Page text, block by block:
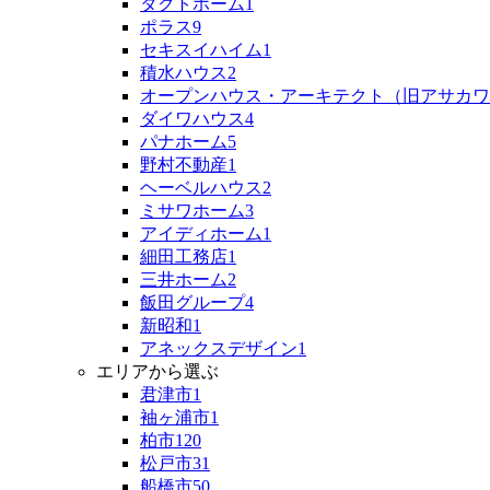
タクトホーム1
ポラス9
セキスイハイム1
積水ハウス2
オープンハウス・アーキテクト（旧アサカワ
ダイワハウス4
パナホーム5
野村不動産1
ヘーベルハウス2
ミサワホーム3
アイディホーム1
細田工務店1
三井ホーム2
飯田グループ4
新昭和1
アネックスデザイン1
エリアから選ぶ
君津市1
袖ヶ浦市1
柏市120
松戸市31